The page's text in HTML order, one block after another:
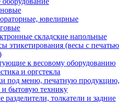
ювелирные
складские напольные
этикетирования (весы с печатью
к весовому оборудованию
и оргстекла
под меню, печатную продукцию,
бытовую технику
разделители, толкатели и задние